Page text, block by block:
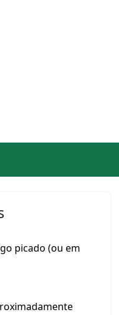
picado (ou em